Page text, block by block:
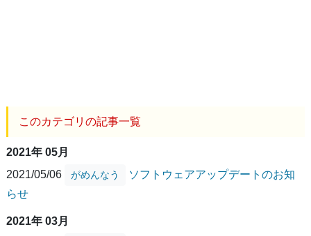
このカテゴリの記事一覧
2021年 05月
2021/05/06
がめんなう
ソフトウェアアップデートのお知
らせ
2021年 03月